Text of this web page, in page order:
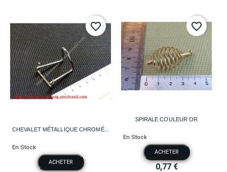
CHEVALET MÉTALLIQUE CHROMÉ...
En Stock
ACHETER
favorite_border
SPIRALE COULEUR OR
En Stock
ACHETER
0,77 €
favorite_border